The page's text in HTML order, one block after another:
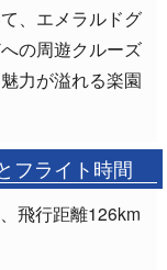
、エメラルドグ
の周遊クルーズ
力が溢れる楽園
フライト時間
飛行距離126km